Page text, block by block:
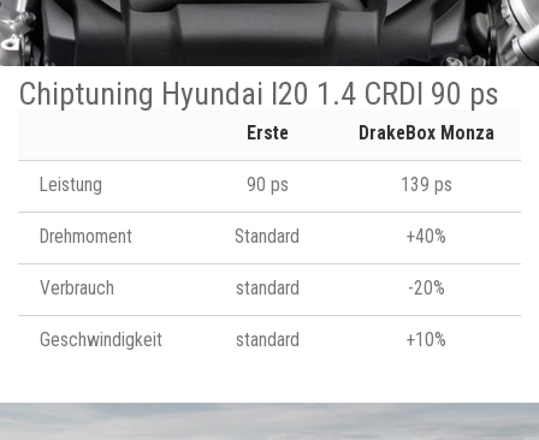
Chiptuning Hyundai I20 1.4 CRDI 90 ps
Erste DrakeBox Monza
Leistung 90 ps 139 ps
Drehmoment Standard +40%
Verbrauch standard -20%
Geschwindigkeit standard +10%